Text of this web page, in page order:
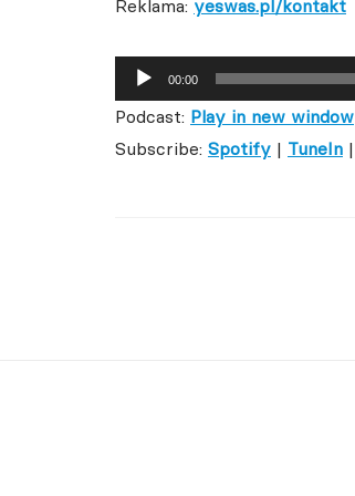
Reklama: yeswas.pl/kontakt
Odtwarzacz
plików
dźwiękowych
00:00
Podcast: Play in new window
Subscribe: Spotify | TuneIn |